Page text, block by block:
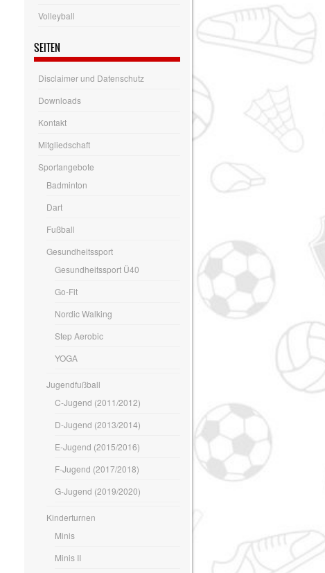
Volleyball
SEITEN
Disclaimer und Datenschutz
Downloads
Kontakt
Mitgliedschaft
Sportangebote
Badminton
Dart
Fußball
Gesundheitssport
Gesundheitssport Ü40
Go-Fit
Nordic Walking
Step Aerobic
YOGA
Jugendfußball
C-Jugend (2011/2012)
D-Jugend (2013/2014)
E-Jugend (2015/2016)
F-Jugend (2017/2018)
G-Jugend (2019/2020)
Kinderturnen
Minis
Minis II